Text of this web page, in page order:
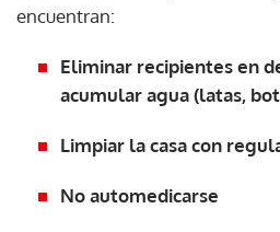
encuentran:
Eliminar recipientes en
acumular agua (latas,
Limpiar la casa con
No automedicarse